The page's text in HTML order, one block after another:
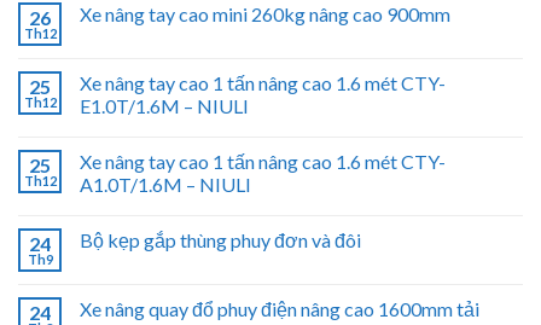
26
Th12
Xe nâng tay cao mini 260kg nâng cao 900mm
25
Th12
Xe nâng tay cao 1 tấn nâng cao 1.6 mét CTY-
E1.0T/1.6M – NIULI
25
Th12
Xe nâng tay cao 1 tấn nâng cao 1.6 mét CTY-
A1.0T/1.6M – NIULI
24
Th9
Bộ kẹp gắp thùng phuy đơn và đôi
24
Xe nâng quay đổ phuy điện nâng cao 1600mm tải